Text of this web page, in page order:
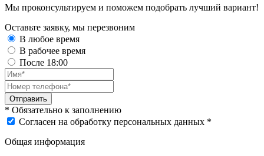
Мы проконсультируем и поможем подобрать лучший вариант!
Оставьте заявку, мы перезвоним
В любое время
В рабочее время
После 18:00
Отправить
* Обязательно к заполнению
Согласен на обработку персональных данных *
Общая информация